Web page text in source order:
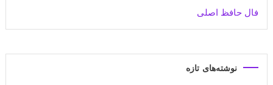
فال حافظ اصلی
نوشته‌های تازه